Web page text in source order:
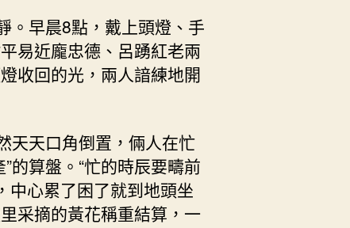
。早晨8點，戴上頭燈、手
易近龐忠德、呂踴紅老兩
收回的光，兩人諳練地開
天天口角倒置，倆人在忙
的算盤。“忙的時辰要疇前
中心累了困了就到地頭坐
采摘的黃花稱重結算，一